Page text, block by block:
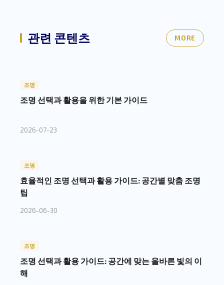
관련 콘텐츠 MORE
조명
조명 선택과 활용을 위한 기본 가이드
2026-07-23
조명
효율적인 조명 선택과 활용 가이드: 공간별 맞춤 조명
팁
2026-06-30
조명
조명 선택과 활용 가이드: 공간에 맞는 올바른 빛의 이
해